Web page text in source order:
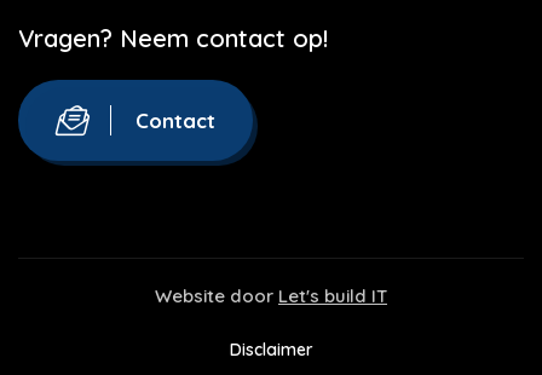
Vragen? Neem contact op!
Contact
Website door Let's build IT
Disclaimer